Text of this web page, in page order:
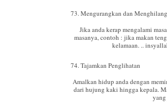
73. Mengurangkan dan
Jika anda kerap mengalami
masanya, contoh : jika makan
kelamaan. ..
74. Tajamkan Penglihatan
Amalkan hidup anda dengan
dari hujung kaki hingga kepala.